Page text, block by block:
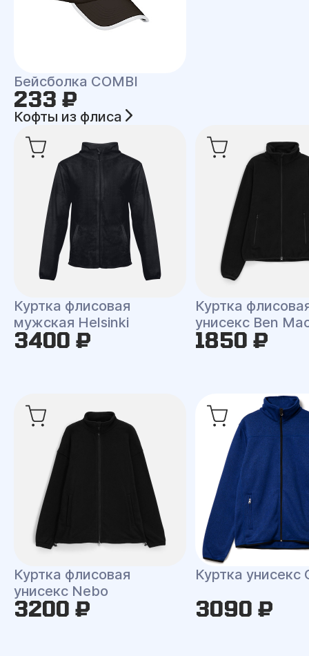
Бейсболка COMBI
233 ₽
Кофты из флиса
Куртка флисовая
мужская Helsinki
3400 ₽
Куртка
унисекс Ben
1850 ₽
Куртка флисовая
унисекс Nebo
3200 ₽
Куртка унисекс
3090 ₽